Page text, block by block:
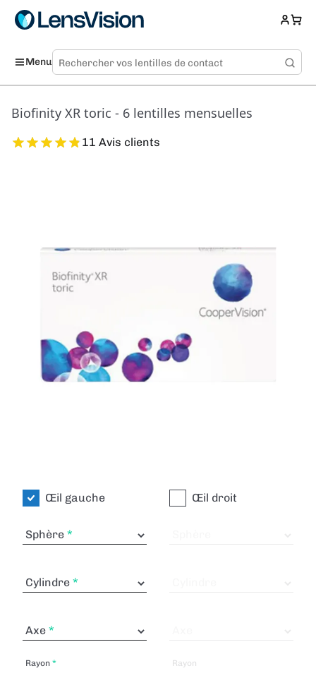
Menu
Biofinity XR toric - 6 lentilles mensuelles
11 Avis clients
Œil gauche
Sphère
Cylindre
Axe
Rayon
Œil droit
Rayon